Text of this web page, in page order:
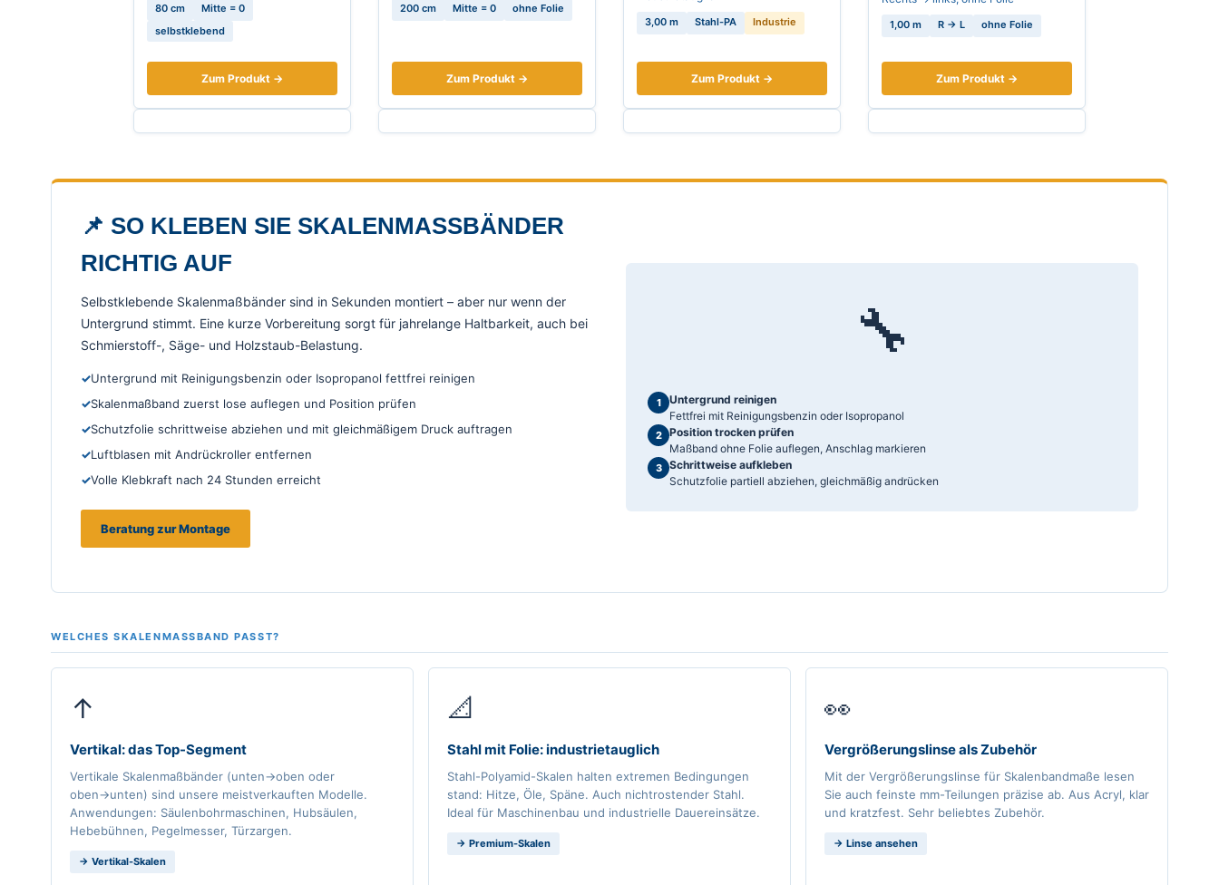
80 cm
Mitte = 0
selbstklebend
Zum Produkt →
200 cm Mitte = 0 ohne Folie
Zum Produkt →
3,00 m Stahl-PA Industrie
Zum Produkt →
1,00 m R → L ohne Folie
Zum Produkt →
📌 SO KLEBEN SIE SKALENMASSBÄNDER R
ICHTIG AUF
Selbstklebende Skalenmaßbänder sind in Sekunden montiert – aber nur wenn der
Untergrund stimmt. Eine kurze Vorbereitung sorgt für jahrelange Haltbarkeit, auch bei
Schmierstoff-, Säge- und Holzstaub-Belastung.
Untergrund mit Reinigungsbenzin oder Isopropanol fettfrei reinigen
Skalenmaßband zuerst lose auflegen und Position prüfen
Schutzfolie schrittweise abziehen und mit gleichmäßigem Druck auftragen
Luftblasen mit Andrückroller entfernen
Volle Klebkraft nach 24 Stunden erreicht
Beratung zur Montage
🔧
1
Untergrund reinigen
Fettfrei mit Reinigungsbenzin oder Isopropanol
2
Position trocken prüfen
Maßband ohne Folie auflegen, Anschlag markieren
3
Schrittweise aufkleben
Schutzfolie partiell abziehen, gleichmäßig andrücken
WELCHES SKALENMASSBAND PASST?
↑
Vertikal: das Top-Segment
Vertikale Skalenmaßbänder (unten→oben oder
oben→unten) sind unsere meistverkauften Modelle.
Anwendungen: Säulenbohrmaschinen, Hubsäulen,
Hebebühnen, Pegelmesser, Türzargen.
→ Vertikal-Skalen
📐
Stahl mit Folie: industrietauglich
Stahl-Polyamid-Skalen halten extremen Bedingungen
stand: Hitze, Öle, Späne. Auch nichtrostender Stahl.
Ideal für Maschinenbau und industrielle Dauereinsätze.
→ Premium-Skalen
👀
Vergrößerungslinse als Zubehör
Mit der Vergrößerungslinse für Skalenbandmaße lesen
Sie auch feinste mm-Teilungen präzise ab. Aus Acryl, klar
und kratzfest. Sehr beliebtes Zubehör.
→ Linse ansehen